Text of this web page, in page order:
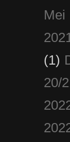
Mei
2021
(1)
20/